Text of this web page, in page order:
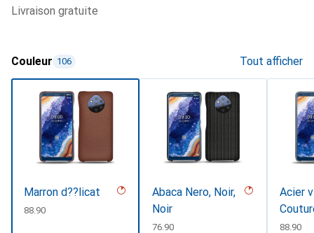
livraison gratuite
Couleur 106 Tout afficher
Marron d??licat
CHF
88.90
Abaca Nero, Noir,
Noir
CHF
76.90
Acier
CHF
88.90